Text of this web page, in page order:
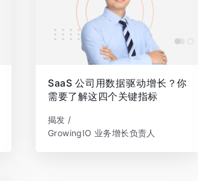
SaaS 公司用数据驱动增长？你
需要了解这四个关键指标
揭发 /
GrowingIO 业务增长负责人